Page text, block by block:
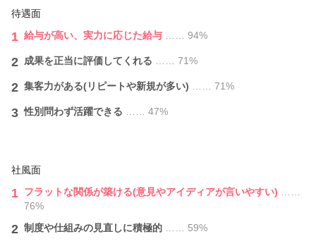
月8休み 1日10時間稼働
入客230人 指名57人 フリー173人
20代女性
月10休み 1日8時間稼働
入客134人 指名17人 フリー117人
報酬➣￥360,536
入客121人 指名16人 フリー105人
月14休み 1日6時間稼働
待遇面
1 給与が⾼い、実力に応じた給与 …… 94%
2 成果を正当に評価してくれる …… 71%
2 集客力がある(リピートや新規が多い) …… 71%
3 性別問わず活躍できる …… 47%
社風面
1 フラットな関係が築ける(意見やアイディアが言いやすい)
76%
2 制度や仕組みの見直しに積極的 …… 59%